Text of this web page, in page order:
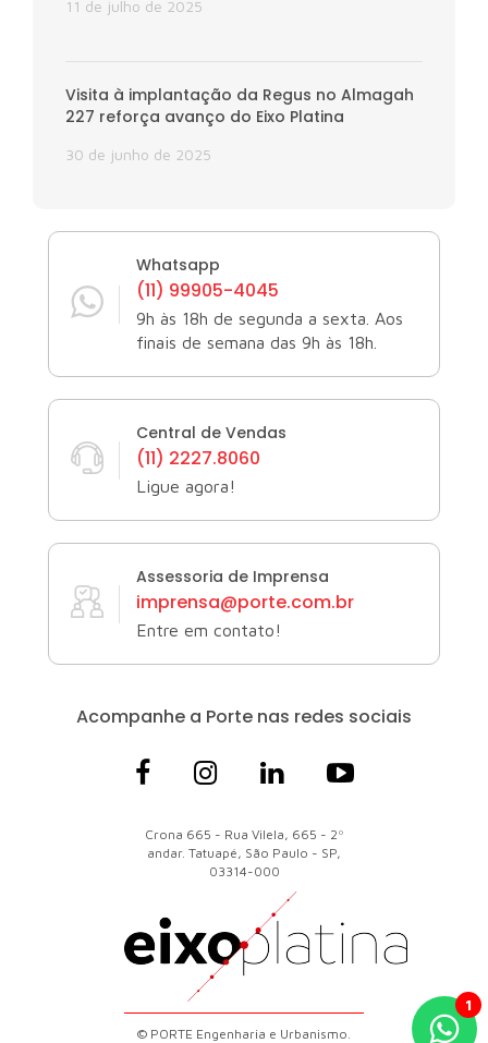
11 de julho de 2025
Visita à implantação da Regus no Almagah
227 reforça avanço do Eixo Platina
30 de junho de 2025
Whatsapp
(11) 99905-4045
9h às 18h de segunda a sexta. Aos
finais de semana das 9h às 18h.
Central de Vendas
(11) 2227.8060
Ligue agora!
Assessoria de Imprensa
imprensa@porte.com.br
Entre em contato!
Acompanhe a Porte nas redes sociais
Crona 665 - Rua Vilela, 665 - 2º
andar. Tatuapé, São Paulo - SP,
03314-000
© PORTE Engenharia e Urbanismo.